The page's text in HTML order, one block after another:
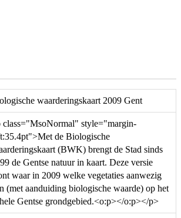
waarderingskaart 2009 Gent
class="MsoNormal" style="margin-
de Biologische
(BWK) brengt de Stad sinds
de Gentse natuur in kaart. Deze versie
waar in 2009 welke vegetaties aanwezig
(met aanduiding biologische waarde) op het
Gentse grondgebied.<o:p></o:p></p>